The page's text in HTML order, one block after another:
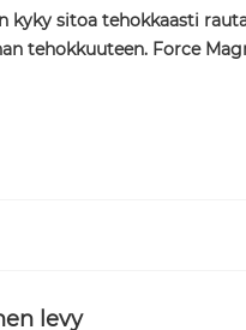
sitoa tehokkaasti
tehokkuuteen. Force
levy